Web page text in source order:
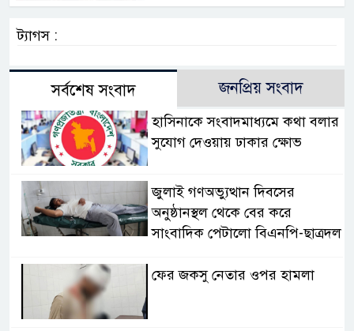
ট্যাগস :
সর্বশেষ সংবাদ জনপ্রিয় সংবাদ
হাসিনাকে সংবাদমাধ্যমে কথা বলার
সুযোগ দেওয়ায় ঢাকার ক্ষোভ
জুলাই গণঅভ্যুত্থান দিবসের
অনুষ্ঠানস্থল থেকে বের করে
সাংবাদিক পেটালো বিএনপি-ছাত্রদল
ফের জকসু নেতার ওপর হামলা